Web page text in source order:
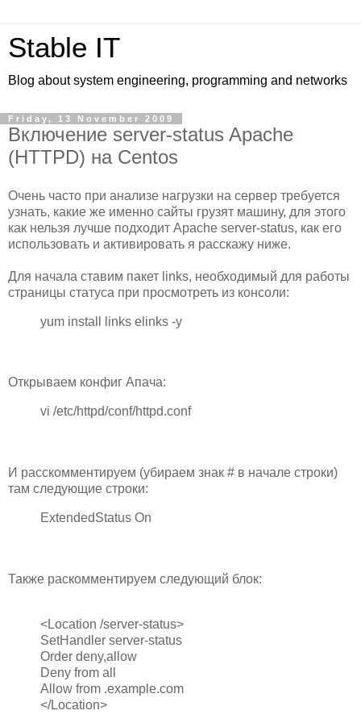
Stable IT
Blog about system engineering, programming and networks
Friday, 13 November 2009
Включение server-status Apache
(HTTPD) на Centos
Очень часто при анализе нагрузки на сервер требуется
узнать, какие же именно сайты грузят машину, для этого
как нельзя лучше подходит Apache server-status, как его
использовать и активировать я расскажу ниже.
Для начала ставим пакет links, необходимый для работы
страницы статуса при просмотреть из консоли:
yum install links elinks -y
Открываем конфиг Апача:
vi /etc/httpd/conf/httpd.conf
И расскомментируем (убираем знак # в начале строки)
там следующие строки:
ExtendedStatus On
Также раскомментируем следующий блок:
<Location /server-status>
SetHandler server-status
Order deny,allow
Deny from all
Allow from .example.com
</Location>